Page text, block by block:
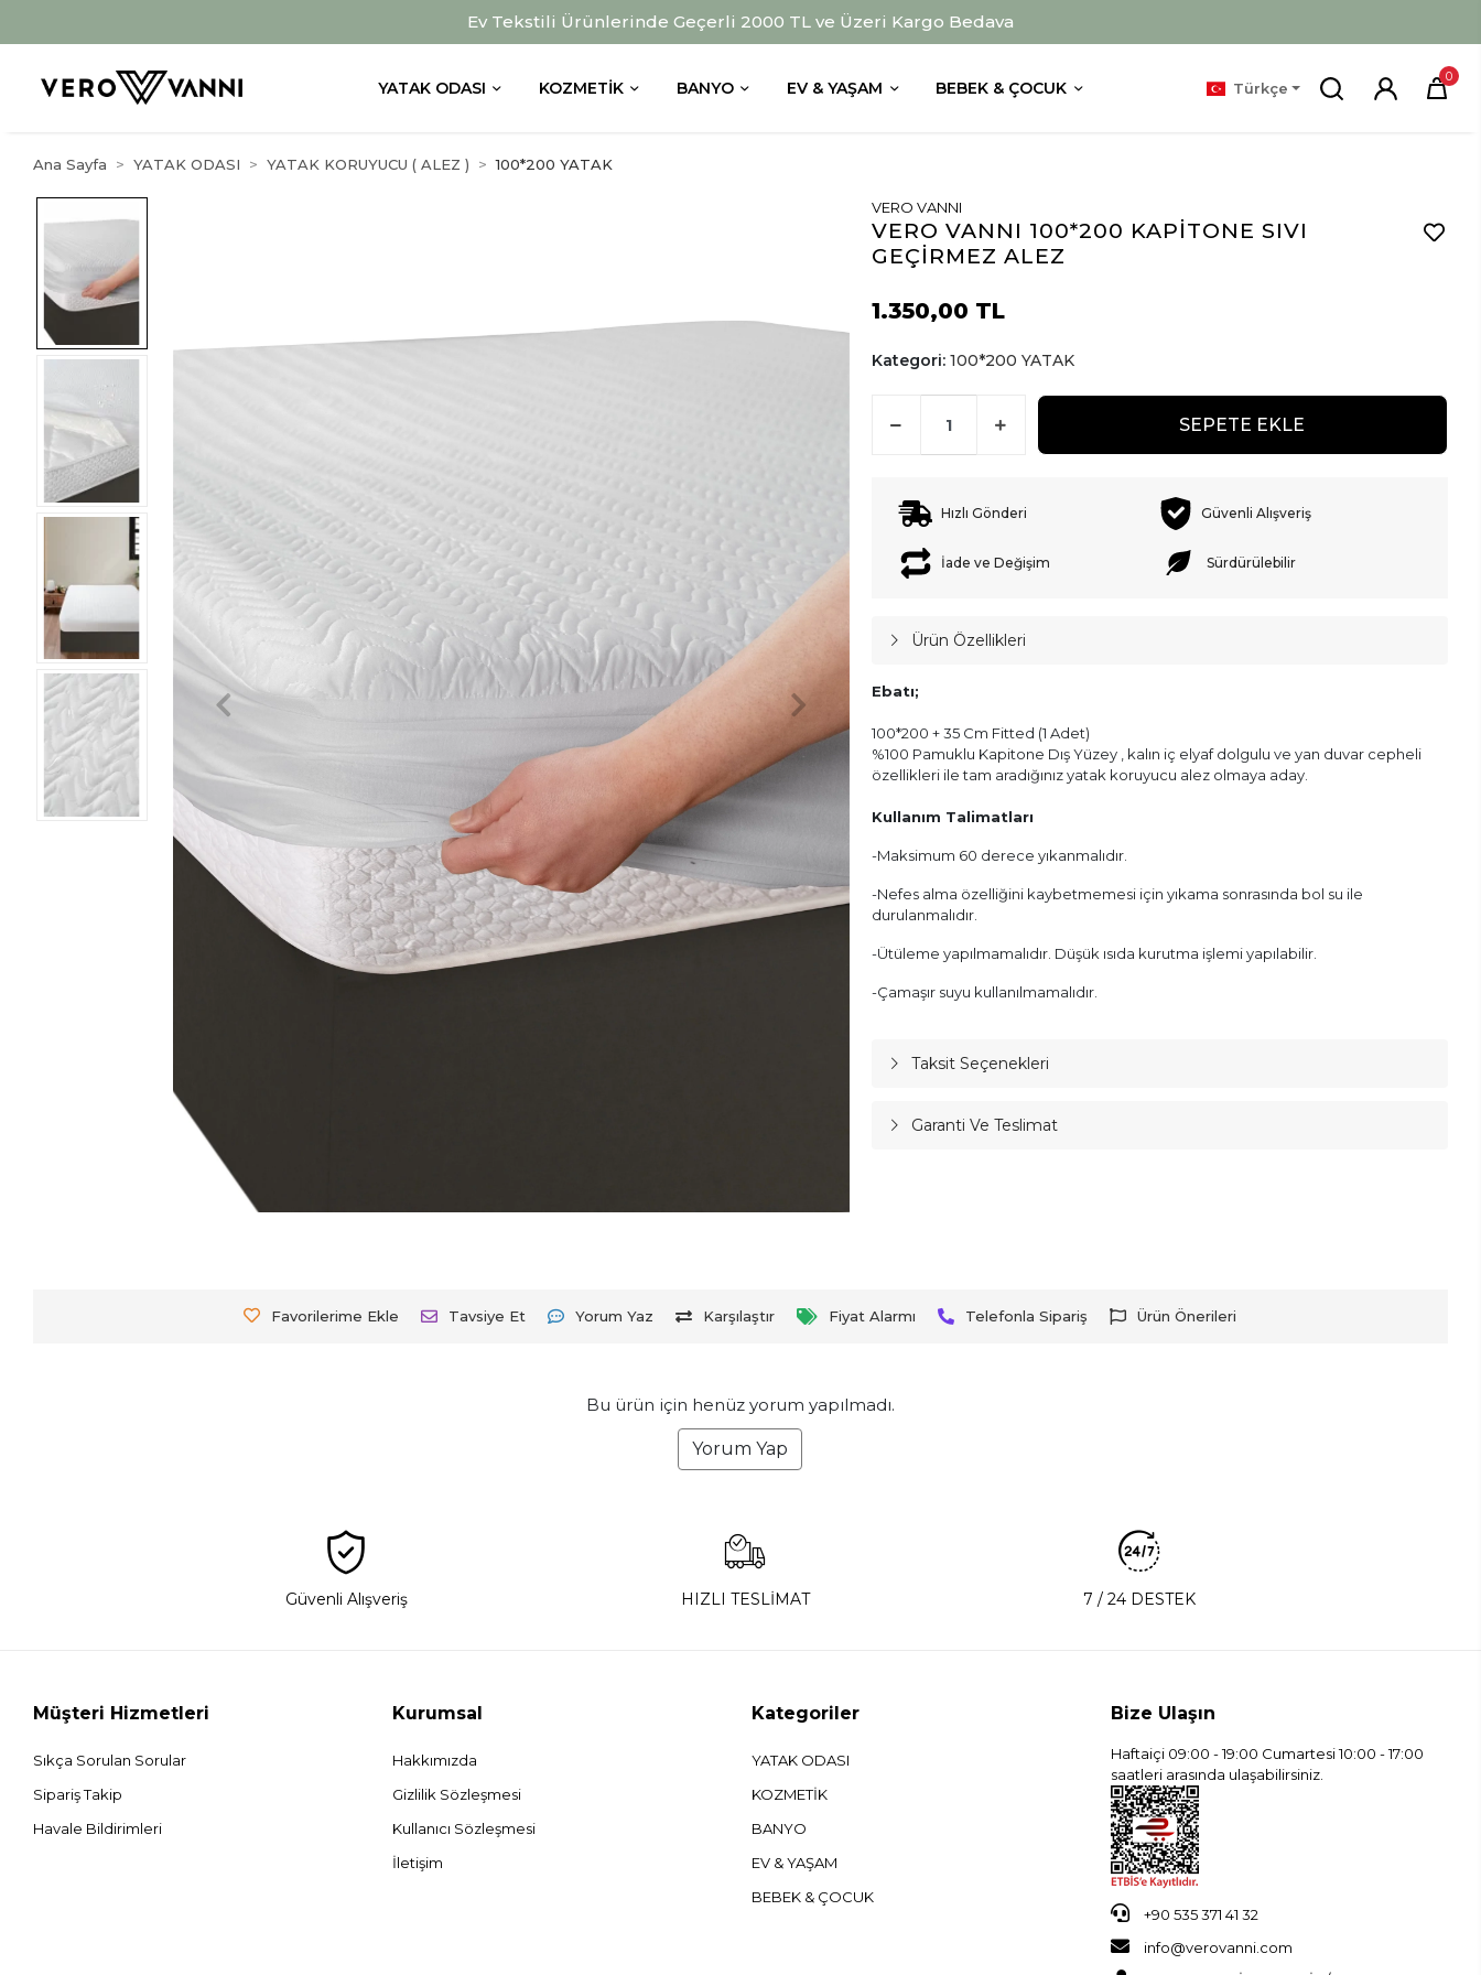
Ev Tekstili Ürünlerinde Geçerli 2000 TL ve Üzeri Kargo Bedava
YATAK ODASI KOZMETIK BANYO EV & YAŞAM BEBEK & ÇOCUK Türkçe
0
Ana Sayfa YATAK ODASI YATAK KORUYUCU ( ALEZ ) 100*200 YATAK
VERO VANNI
VERO VANNI 100*200 KAPİTONE SIVI
GEÇİRMEZ ALEZ
1.350,00 TL
Kategori: 100*200 YATAK
SEPETE EKLE
Hızlı Gönderi Güvenli Alışveriş
İade ve Değişim Sürdürülebilir
Ürün Özellikleri
Ebatı;
100*200 + 35 Cm Fitted (1 Adet)
%100 Pamuklu Kapitone Dış Yüzey , kalın iç elyaf dolgulu ve yan duvar cepheli
özellikleri ile tam aradığınız yatak koruyucu alez olmaya aday.
Kullanım Talimatları
-Maksimum 60 derece yıkanmalıdır.
-Nefes alma özelliğini kaybetmemesi için yıkama sonrasında bol su ile
durulanmalıdır.
-Ütüleme yapılmamalıdır. Düşük ısıda kurutma işlemi yapılabilir.
-Çamaşır suyu kullanılmamalıdır.
Taksit Seçenekleri
Garanti Ve Teslimat
Favorilerime Ekle Tavsiye Et Yorum Yaz Karşılaştır Fiyat Alarmı Telefonla Sipariş Ürün Önerileri
Bu ürün için henüz yorum yapılmadı.
Yorum Yap
Güvenli Alışveriş HIZLI TESLİMAT 7 / 24 DESTEK
Müşteri Hizmetleri
Sıkça Sorulan Sorular
Sipariş Takip
Havale Bildirimleri
Kurumsal
Hakkımızda
Gizlilik Sözleşmesi
Kullanıcı Sözleşmesi
İletişim
Kategoriler
YATAK ODASI
KOZMETİK
BANYO
EV & YAŞAM
BEBEK & ÇOCUK
Bize Ulaşın
Haftaiçi 09:00 - 19:00 Cumartesi 10:00 - 17:00
saatleri arasında ulaşabilirsiniz.
+90 535 371 41 32
info@verovanni.com